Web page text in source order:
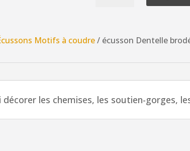
brodé
fleur
coudre
2.5
Motifs à coudre/ écusson Dentelle
les chemises, les soutien-gorges,